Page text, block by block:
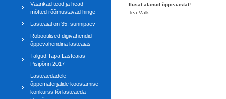
Väärikad teod ja head
mõtted rõõmustavad hinge
Lasteaial on 35. sünnipäev
Robootilised digivahendid
õppevahendina lasteaias
Talgud Tapa Lasteaias
Pisipõnn 2017
Lasteaedadele
õppematerjalide koostamise
konkurss tõi lasteaeda
Ilusat alanud õppeaastat!
Tea Välk